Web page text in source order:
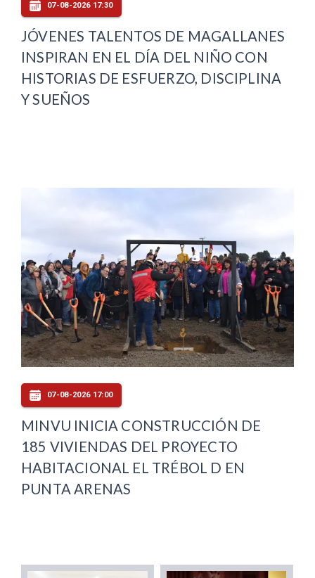
07-08-2026 17:30
JÓVENES TALENTOS DE MAGALLANES
INSPIRAN EN EL DÍA DEL NIÑO CON
HISTORIAS DE ESFUERZO, DISCIPLINA
Y SUEÑOS
07-08-2026 17:00
MINVU INICIA CONSTRUCCIÓN DE
185 VIVIENDAS DEL PROYECTO
HABITACIONAL EL TRÉBOL D EN
PUNTA ARENAS